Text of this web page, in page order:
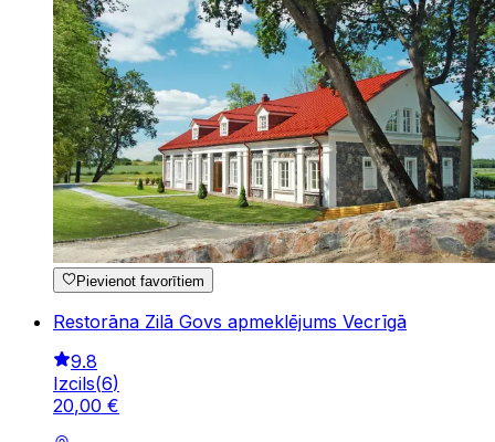
Pievienot favorītiem
Restorāna Zilā Govs apmeklējums Vecrīgā
9.8
Izcils(6)
20,00 €